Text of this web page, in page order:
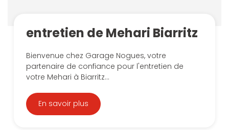
entretien de Mehari Biarritz
Bienvenue chez Garage Nogues, votre
partenaire de confiance pour l'entretien de
votre Mehari à Biarritz...
En savoir plus